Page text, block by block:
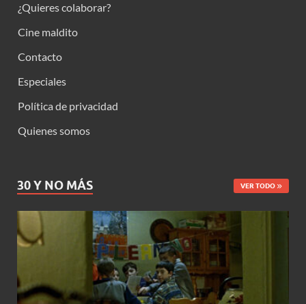
¿Quieres colaborar?
Cine maldito
Contacto
Especiales
Política de privacidad
Quienes somos
30 Y NO MÁS VER TODO